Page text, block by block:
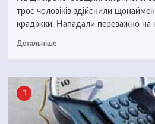
троє чоловіків здійснили
крадіжки. Нападали переважно на
Детальніше